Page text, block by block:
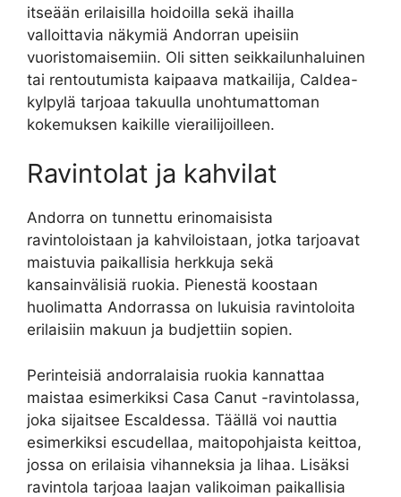
itseään erilaisilla hoidoilla sekä ihailla
valloittavia näkymiä Andorran upeisiin
vuoristomaisemiin. Oli sitten seikkailunhaluinen
tai rentoutumista kaipaava matkailija, Caldea-
kylpylä tarjoaa takuulla unohtumattoman
kokemuksen kaikille vierailijoilleen.
Ravintolat ja kahvilat
Andorra on tunnettu erinomaisista
ravintoloistaan ja kahviloistaan, jotka tarjoavat
maistuvia paikallisia herkkuja sekä
kansainvälisiä ruokia. Pienestä koostaan
huolimatta Andorrassa on lukuisia ravintoloita
erilaisiin makuun ja budjettiin sopien.
Perinteisiä andorralaisia ruokia kannattaa
maistaa esimerkiksi Casa Canut -ravintolassa,
joka sijaitsee Escaldessa. Täällä voi nauttia
esimerkiksi escudellaa, maitopohjaista keittoa,
jossa on erilaisia vihanneksia ja lihaa. Lisäksi
ravintola tarjoaa laajan valikoiman paikallisia